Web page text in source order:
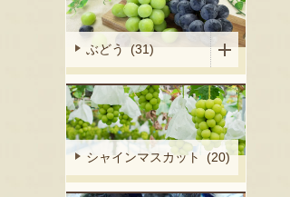
ぶどう (31)
シャインマスカット (20)